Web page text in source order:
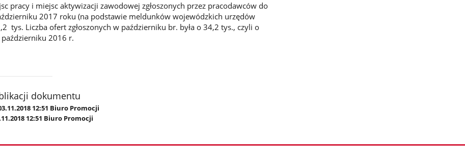
pracy i miejsc aktywizacji zawodowej zgłoszonych przez pracodawców do
2017 roku (na podstawie meldunków wojewódzkich urzędów
tys. Liczba ofert zgłoszonych w październiku br. była o 34,2 tys., czyli o
październiku 2016 r.
dokumentu
12:51 Biuro Promocji
12:51 Biuro Promocji